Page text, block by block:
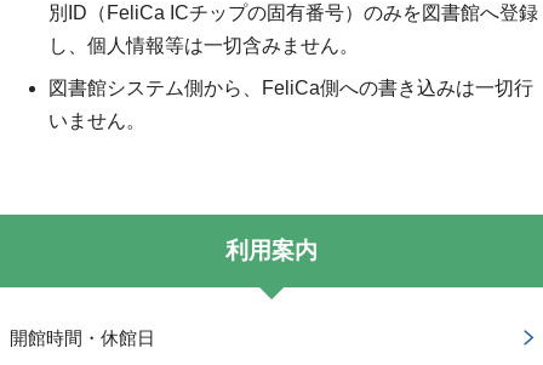
別ID（FeliCa ICチップの固有番号）のみを図書館へ登録
し、個人情報等は一切含みません。
図書館システム側から、FeliCa側への書き込みは一切行
いません。
利用案内
開館時間・休館日